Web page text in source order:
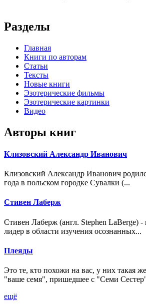
Разделы
Главная
Книги по авторам
Статьи
Тексты
Новые книги
Эзотерические фильмы
Эзотерические картинки
Видео
Авторы книг
Клизовский Александр Иванович
Клизовский Александр Иванович
года в польском городке Сувалки (...
Стивен Лаберж
Стивен Лаберж (англ. Stephen LaBerge) -
лидер в области изучения осознанных...
Плеяды
Это те, кто похожи на вас, у них такая
"ваше семя", пришедшее с "Семи
ещё